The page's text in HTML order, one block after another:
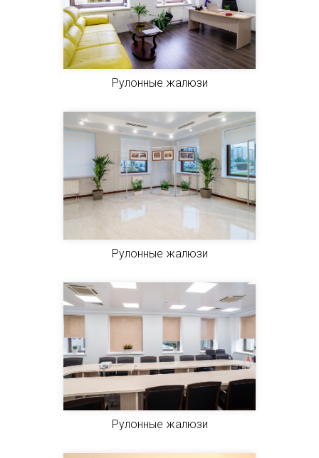
Рулонные жалюзи
Рулонные жалюзи
Рулонные жалюзи